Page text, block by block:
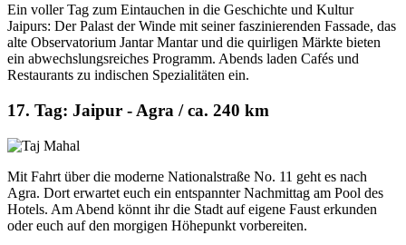
Ein voller Tag zum Eintauchen in die Geschichte und Kultur
Jaipurs: Der Palast der Winde mit seiner faszinierenden Fassade, das
alte Observatorium Jantar Mantar und die quirligen Märkte bieten
ein abwechslungsreiches Programm. Abends laden Cafés und
Restaurants zu indischen Spezialitäten ein.
17. Tag: Jaipur - Agra / ca. 240 km
Mit Fahrt über die moderne Nationalstraße No. 11 geht es nach
Agra. Dort erwartet euch ein entspannter Nachmittag am Pool des
Hotels. Am Abend könnt ihr die Stadt auf eigene Faust erkunden
oder euch auf den morgigen Höhepunkt vorbereiten.